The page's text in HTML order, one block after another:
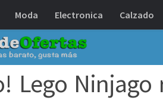
Moda Electronica Calzado
Lego